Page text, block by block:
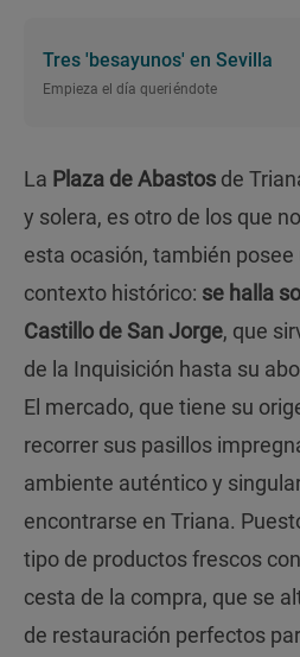
Tres 'besayunos' en Sevilla
Empieza el día queriéndote
La Plaza de Abastos de
y solera, es otro de los que
esta ocasión, también
contexto histórico: se halla
Castillo de San Jorge, que
de la Inquisición hasta su
El mercado, que tiene su
recorrer sus pasillos
ambiente auténtico y
encontrarse en Triana.
tipo de productos frescos
cesta de la compra, que se
de restauración perfectos